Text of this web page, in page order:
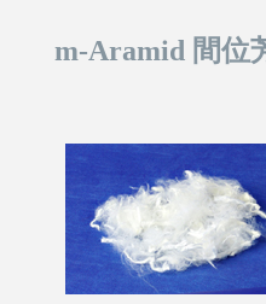
m-Aramid 間位